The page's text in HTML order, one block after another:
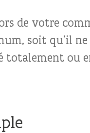
de votre
soit qu’il
totalement ou